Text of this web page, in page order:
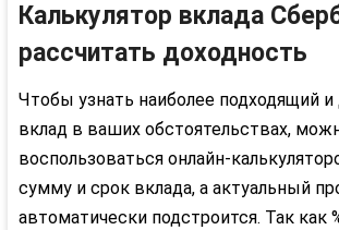
Калькулятор вклада
рассчитать доходность
Чтобы узнать наиболее подходящий
вклад в ваших обстоятельствах,
воспользоваться онлайн-
сумму и срок вклада, а актуальный
автоматически подстроится. Так как